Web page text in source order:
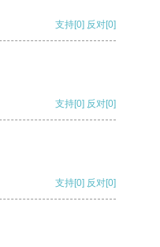
支持[0] 反对[0]
支持[0] 反对[0]
支持[0] 反对[0]